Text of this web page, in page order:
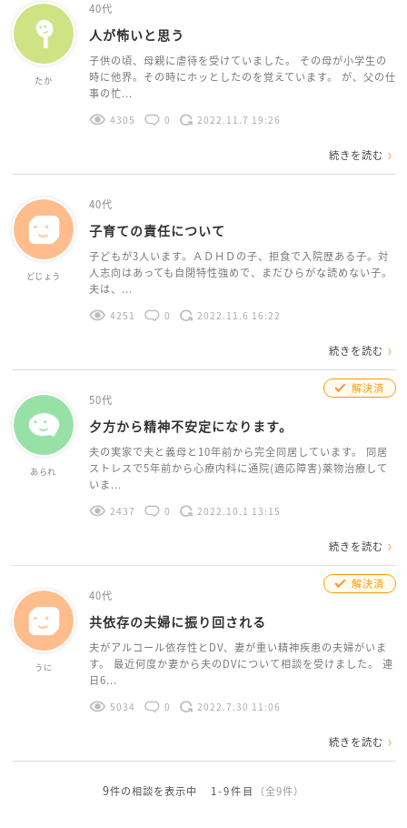
たか
40代
人が怖いと思う
子供の頃、母親に虐待を受けていました。 その母が小学生の
時に他界。その時にホッとしたのを覚えています。 が、父の仕
事の忙...
4305 0 2022.11.7 19:26
続きを読む
どじょう
40代
子育ての責任について
子どもが3人います。ＡＤＨＤの子、拒食で入院歴ある子。対
人志向はあっても自閉特性強めで、まだひらがな読めない子。
夫は、...
4251 0 2022.11.6 16:22
続きを読む
あられ
解決済
50代
夕方から精神不安定になります。
夫の実家で夫と義母と10年前から完全同居しています。 同居
ストレスで5年前から心療内科に通院(適応障害)薬物治療して
いま...
2437 0 2022.10.1 13:15
続きを読む
うに
解決済
40代
共依存の夫婦に振り回される
夫がアルコール依存性とDV、妻が重い精神疾患の夫婦がいま
す。 最近何度か妻から夫のDVについて相談を受けました。 連
日6...
5034 0 2022.7.30 11:06
続きを読む
9件の相談を表示中 1-9件目 （全9件）